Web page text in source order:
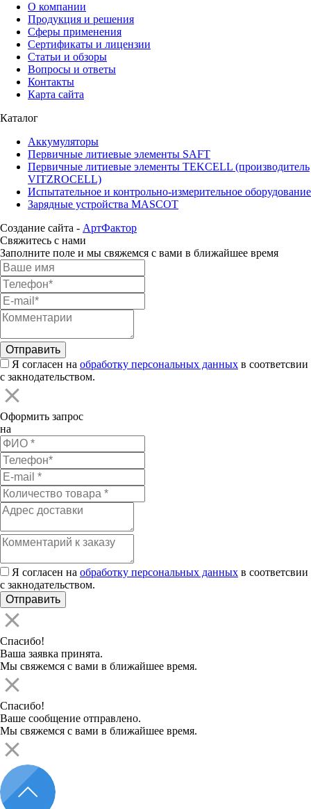
О компании
Продукция и решения
Сферы применения
Сертификаты и лицензии
Статьи и обзоры
Вопросы и ответы
Контакты
Карта сайта
Каталог
Аккумуляторы
Первичные литиевые элементы SAFT
Первичные литиевые элементы TEKCELL (производитель
VITZROCELL)
Испытательное и контрольно-измерительное оборудование
Зарядные устройства MASCOT
Создание сайта - АртФактор
Свяжитесь с нами
Заполните поле и мы свяжемся с вами в ближайшее время
Я согласен на обработку персональных данных в соответсвии
с закнодательством.
Оформить запрос
на
Я согласен на обработку персональных данных в соответсвии
с закнодательством.
Спасибо!
Ваша заявка принята.
Мы свяжемся с вами в ближайшее время.
Спасибо!
Ваше сообщение отправлено.
Мы свяжемся с вами в ближайшее время.